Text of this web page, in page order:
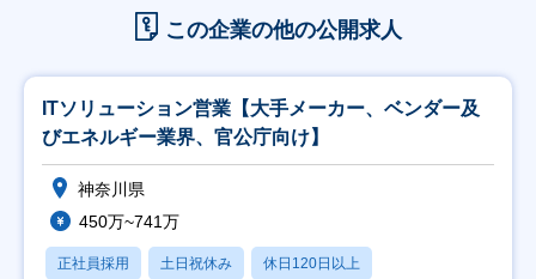
この企業の他の公開求人
ITソリューション営業【大手メーカー、ベンダー及
びエネルギー業界、官公庁向け】
神奈川県
450万~741万
正社員採用 土日祝休み 休日120日以上